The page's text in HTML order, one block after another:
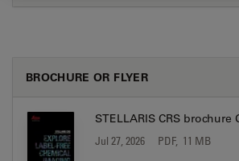
BROCHURE OR FLYER
STELLARIS CRS brochure
Jul 27, 2026 PDF, 11 MB